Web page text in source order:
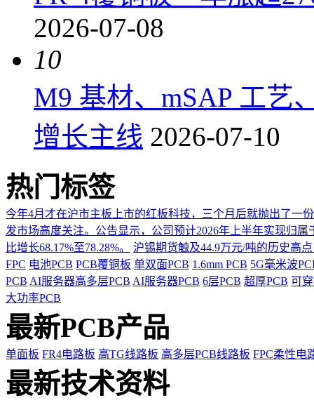
2026-07-08
10
M9 基材、mSAP 工艺
增长主线 2026-07-10
热门标签
今年4月才在沪市主板上市的红板科技，三个月后就抛出了一
发市场高度关注。公告显示，公司预计2026年上半年实现归
比增长68.17%至78.28%。
沪锡期货触及44.9万元/吨的历史高
FPC 电池PCB PCB覆铜板 单双面PCB 1.6mm PCB 5G毫米波
PCB AI服务器高多层PCB AI服务器PCB 6层PCB 超厚PCB 可
大功率PCB
最新PCB产品
单面板 FR4电路板 高TG线路板 高多层PCB线路板 FPC柔性电
最新技术资料